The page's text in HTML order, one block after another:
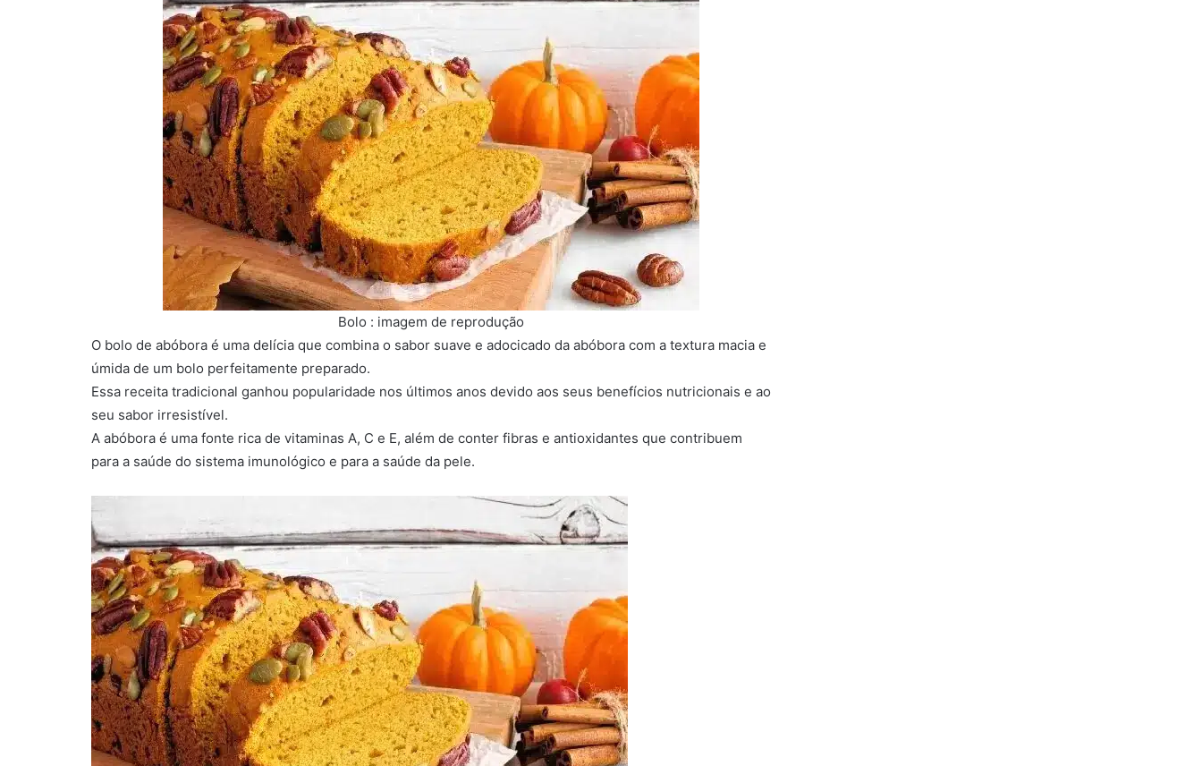
Bolo : imagem de reprodução
O bolo de abóbora é uma delícia que combina o sabor suave e adocicado da abóbora com a textura macia e
úmida de um bolo perfeitamente preparado.
Essa receita tradicional ganhou popularidade nos últimos anos devido aos seus benefícios nutricionais e ao
seu sabor irresistível.
A abóbora é uma fonte rica de vitaminas A, C e E, além de conter fibras e antioxidantes que contribuem
para a saúde do sistema imunológico e para a saúde da pele.